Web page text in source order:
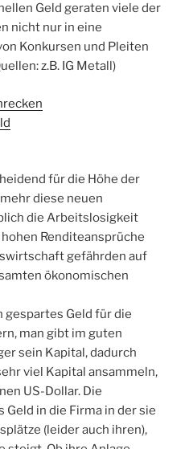
Geld geraten viele der
nicht nur in eine
Konkursen und Pleiten
z.B. IG Metall)
für die Höhe der
diese neuen
die Arbeitslosigkeit
Renditeansprüche
gefährden auf
ökonomischen
gespartes Geld für die
man gibt im guten
sein Kapital, dadurch
viel Kapital ansammeln,
US-Dollar. Die
in die Firma in der sie
(leider auch ihren),